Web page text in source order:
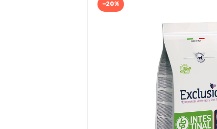
−20%